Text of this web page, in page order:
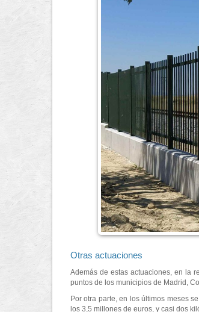
Otras actuaciones
Además de estas actuaciones, en la
puntos de los municipios de Madrid,
Por otra parte, en los últimos meses
los 3,5 millones de euros, y casi dos